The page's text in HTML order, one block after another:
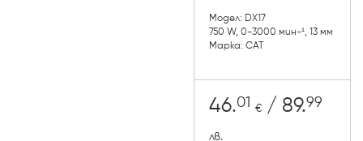
Модел: DX17
750 W, 0-3000 мин-¹, 13 мм
Марка: CAT
46.01 € / 89.99
лв.